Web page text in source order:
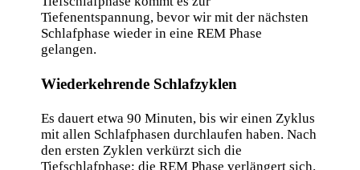
Tiefenentspannung, bevor wir mit der nächsten
Schlafphase wieder in eine REM Phase
gelangen.
Wiederkehrende Schlafzyklen
Es dauert etwa 90 Minuten, bis wir einen Zyklus
mit allen Schlafphasen durchlaufen haben. Nach
den ersten Zyklen verkürzt sich die
Tiefschlafphase; die REM Phase verlängert sich.